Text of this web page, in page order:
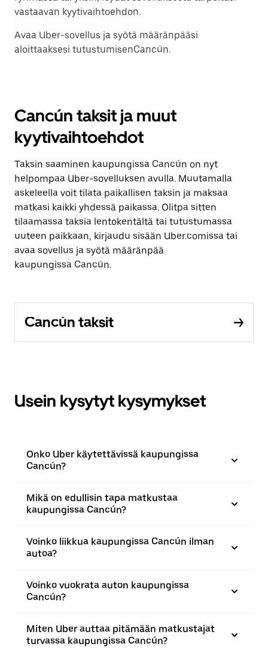
vastaavan kyytivaihtoehdon.
Avaa Uber-sovellus ja syötä määränpääsi
aloittaaksesi tutustumisenCancún.
Cancún taksit ja muut
kyytivaihtoehdot
Taksin saaminen kaupungissa Cancún on nyt
helpompaa Uber-sovelluksen avulla. Muutamalla
askeleella voit tilata paikallisen taksin ja maksaa
matkasi kaikki yhdessä paikassa. Olitpa sitten
tilaamassa taksia lentokentältä tai tutustumassa
uuteen paikkaan, kirjaudu sisään Uber.comissa tai
avaa sovellus ja syötä määränpää
kaupungissa Cancún.
Cancún taksit
Usein kysytyt kysymykset
Onko Uber käytettävissä kaupungissa
Cancún?
Mikä on edullisin tapa matkustaa
kaupungissa Cancún?
Voinko liikkua kaupungissa Cancún ilman
autoa?
Voinko vuokrata auton kaupungissa
Cancún?
Miten Uber auttaa pitämään matkustajat
turvassa kaupungissa Cancún?